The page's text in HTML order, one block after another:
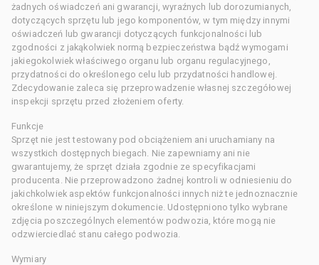
żadnych oświadczeń ani gwarancji, wyraźnych lub dorozumianych,
dotyczących sprzętu lub jego komponentów, w tym między innymi
oświadczeń lub gwarancji dotyczących funkcjonalności lub
zgodności z jakąkolwiek normą bezpieczeństwa bądź wymogami
jakiegokolwiek właściwego organu lub organu regulacyjnego,
przydatności do określonego celu lub przydatności handlowej.
Zdecydowanie zaleca się przeprowadzenie własnej szczegółowej
inspekcji sprzętu przed złożeniem oferty.
Funkcje
Sprzęt nie jest testowany pod obciążeniem ani uruchamiany na
wszystkich dostępnych biegach. Nie zapewniamy ani nie
gwarantujemy, że sprzęt działa zgodnie ze specyfikacjami
producenta. Nie przeprowadzono żadnej kontroli w odniesieniu do
jakichkolwiek aspektów funkcjonalności innych niż te jednoznacznie
określone w niniejszym dokumencie. Udostępniono tylko wybrane
zdjęcia poszczególnych elementów podwozia, które mogą nie
odzwierciedlać stanu całego podwozia.
Wymiary